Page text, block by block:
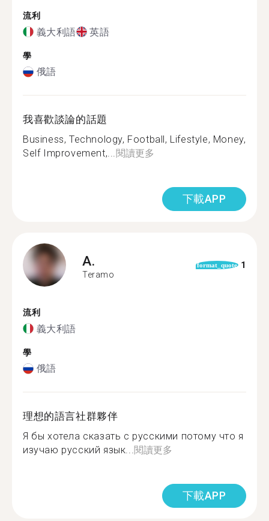
流利
義大利語 英語
學
俄語
我喜歡談論的話題
Business, Technology, Football, Lifestyle, Money,
Self Improvement,...閱讀更多
下載APP
A.
Teramo
format_quote 1
流利
義大利語
學
俄語
理想的語言社群夥伴
Я бы хотела сказать с русскими потому что я
изучаю русский язык...閱讀更多
下載APP